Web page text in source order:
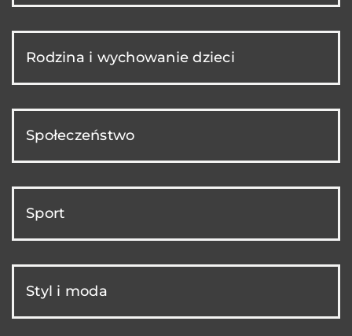
Rodzina i wychowanie dzieci
Społeczeństwo
Sport
Styl i moda